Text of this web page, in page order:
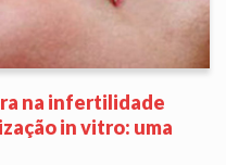
na infertilidade
in vitro: uma